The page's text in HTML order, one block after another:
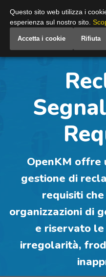
Italy
OpenKM offre
gestione di
requisiti
organizzazioni di
e riservato
irregolarità,
Questo sito web utilizza i
esperienza sul nostro sito.
Accetta i cookie Rifiuta